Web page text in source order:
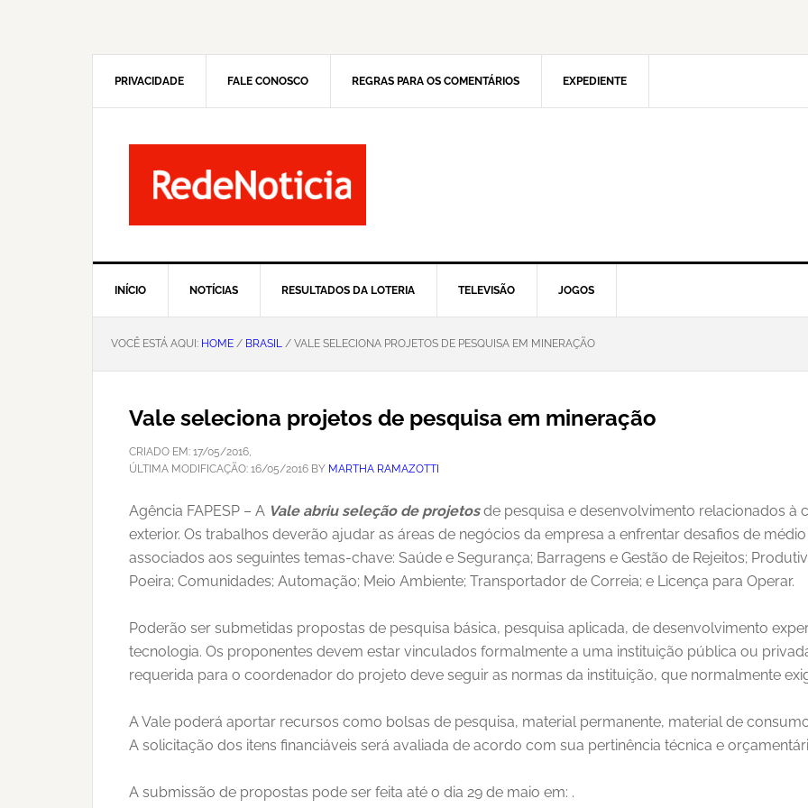
PRIVACIDADE FALE CONOSCO REGRAS PARA OS COMENTÁRIOS EXPEDIENTE
INÍCIO NOTÍCIAS RESULTADOS DA LOTERIA TELEVISÃO JOGOS
VOCÊ ESTÁ AQUI: HOME / BRASIL / VALE SELECIONA PROJETOS DE PESQUISA EM MINERAÇÃO
Vale seleciona projetos de pesquisa em mineração
CRIADO EM: 17/05/2016,
ÚLTIMA MODIFICAÇÃO: 16/05/2016 BY MARTHA RAMAZOTTI
Agência FAPESP – A Vale abriu seleção de projetosde pesquisa e desenvolvimento relacionados à
exterior. Os trabalhos deverão ajudar as áreas de negócios da empresa a enfrentar desafios de
associados aos seguintes temas-chave: Saúde e Segurança; Barragens e Gestão de Rejeitos;
Poeira; Comunidades; Automação; Meio Ambiente; Transportador de Correia; e Licença para Operar.
Poderão ser submetidas propostas de pesquisa básica, pesquisa aplicada, de desenvolvimento
tecnologia. Os proponentes devem estar vinculados formalmente a uma instituição pública ou
requerida para o coordenador do projeto deve seguir as normas da instituição, que normalmente
A Vale poderá aportar recursos como bolsas de pesquisa, material permanente, material de
A solicitação dos itens financiáveis será avaliada de acordo com sua pertinência técnica e
A submissão de propostas pode ser feita até o dia 29 de maio em: .